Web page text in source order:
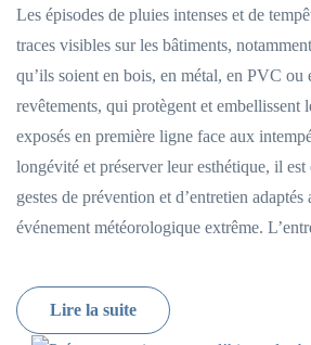
Les épisodes de pluies intenses et de
traces visibles sur les bâtiments,
qu’ils soient en bois, en métal, en PVC ou
revêtements, qui protègent et embellissent
exposés en première ligne face aux
longévité et préserver leur esthétique, il est
gestes de prévention et d’entretien adaptés
événement météorologique extrême.
Lire la suite